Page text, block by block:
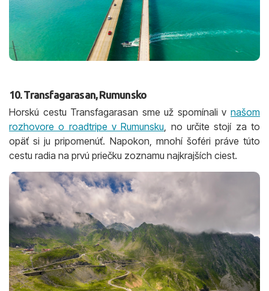
10. Transfagarasan, Rumunsko
Horskú cestu Transfagarasan sme už spomínali v našom
rozhovore o roadtripe v Rumunsku , no určite stojí za to
opäť si ju pripomenúť. Napokon, mnohí šoféri práve túto
cestu radia na prvú priečku zoznamu najkrajších ciest.